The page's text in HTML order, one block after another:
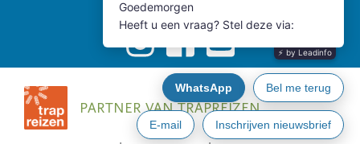
PARTNER VAN TRAPREIZEN